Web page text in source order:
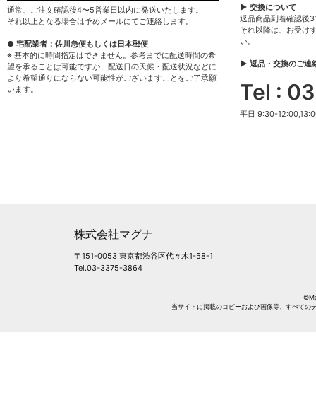
通常、ご注文確認後4〜5営業日以内に発送いたします。
それ以上となる場合は予めメールにてご連絡します。
● 宅配業者：佐川急便もしくは日本郵便
※ 基本的に時間指定はできません。参考までに配送時間の希
望を承ることは可能ですが、配送日の天候・配送状況などに
より希望通りにならない可能性がございますことをご了承願
います。
▶ 交換について
返品商品到着確認後
それ以降は、お受け
い。
▶ 返品・交換のご連
Tel :
平日 9:30-
株式会社マグナ
〒151-0053 東京都渋谷区代々木1-58-1
Tel.03-3375-3864
当サイトに掲載のコピーおよび画像等、すべての